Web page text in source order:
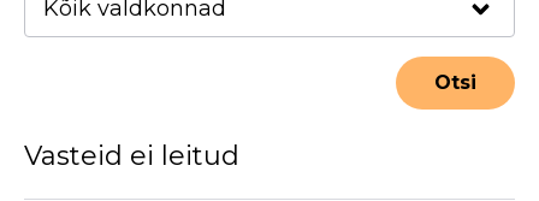
Vasteid ei leitud